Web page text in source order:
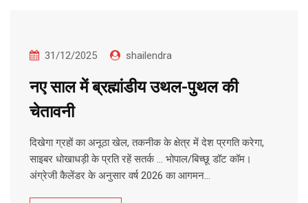
31/12/2025 shailendra
नए साल में ब्रह्मांडीय उथल-पुथल की
चेतावनी
दिखेगा ग्रहों का अनूठा खेल, तकनीक के क्षेत्र में देश प्रगति करेगा,
साइबर धोखाधड़ी के प्रति रहें सतर्क … भोपाल/बिच्छू डॉट कॉम।
अंग्रेजी कैलेंडर के अनुसार वर्ष 2026 का आगमन…